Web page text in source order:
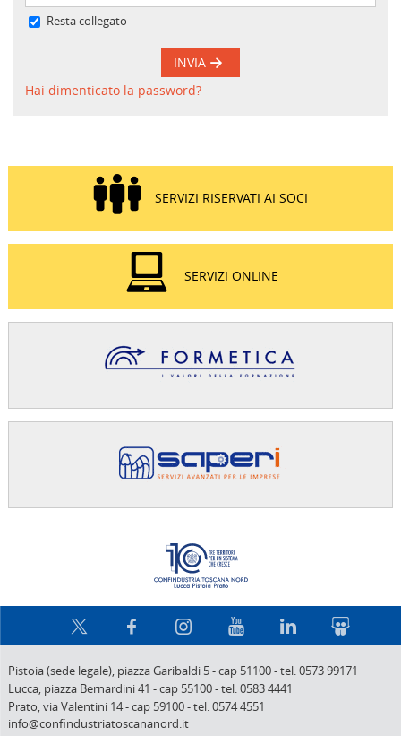
Resta collegato
INVIA
Hai dimenticato la password?
SERVIZI RISERVATI AI SOCI
SERVIZI ONLINE
Pistoia (sede legale), piazza Garibaldi 5-cap 51100-tel. 0573 99171
Lucca, piazza Bernardini 41 -cap 55100-tel. 0583 4441
Prato,via Valentini 14-cap 59100-tel. 0574 4551
info@confindustriatoscananord.it